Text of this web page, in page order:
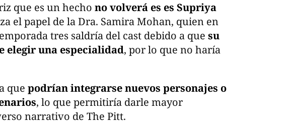
que es un hecho no volverá es es Supriya
el papel de la Dra. Samira Mohan, quien en
tres saldría del cast debido a que su
elegir una especialidad, por lo que no haría
que podrían integrarse nuevos personajes o
, lo que permitiría darle mayor
narrativo de The Pitt.